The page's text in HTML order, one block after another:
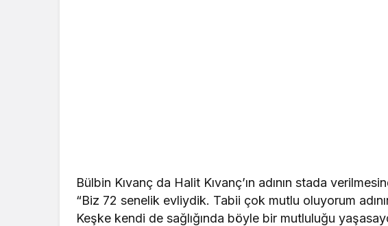
Bülbin Kıvanç da Halit Kıvanç’ın adının stada
“Biz 72 senelik evliydik. Tabii çok mutlu oluyorum
Keşke kendi de sağlığında böyle bir mutluluğu